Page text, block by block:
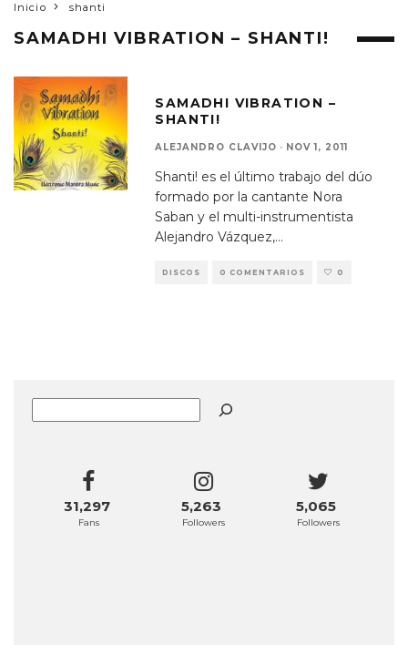
Inicio shanti
SAMADHI VIBRATION – SHANTI!
SAMADHI VIBRATION –
SHANTI!
ALEJANDRO CLAVIJO · NOV 1, 2011
Shanti! es el último trabajo del dúo
formado por la cantante Nora
Saban y el multi-instrumentista
Alejandro Vázquez,...
DISCOS 0 COMENTARIOS 0
31,297
Fans
5,263
Followers
5,065
Followers